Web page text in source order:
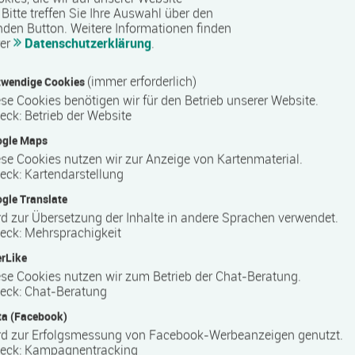
der sich auf berufliche Weiterbildung und
das Unternehmen Arbeitssuchende und Berufstätige
Neuorientierung. COMCAVE ist bundesweit an
Inhalte, um die Teilnehmenden optimal auf die
in zahlreichen Berufsfeldern und richtet sich an
Bereich werden unter anderem kaufmännische,
treffen Sie Ihre Auswahl über den
Button. Weitere Informationen finden
Datenschutzerklärung.
Cookies (immer erforderlich)
Cookies benötigen wir für den Betrieb unserer Website.
: Betrieb der Website
Maps
Cookies nutzen wir zur Anzeige von Kartenmaterial.
: Kartendarstellung
Translate
zur Übersetzung der Inhalte in andere Sprachen verwendet.
: Mehrsprachigkeit
Cookies nutzen wir zum Betrieb der Chat-Beratung.
: Chat-Beratung
(Facebook)
zur Erfolgsmessung von Facebook-Werbeanzeigen genutzt.
: Kampagnentracking